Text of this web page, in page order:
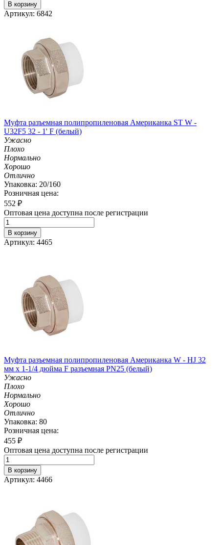
В корзину
Артикул: 6842
Муфта разъемная полипропиленовая Американка ST W -
U32F5 32 - 1' F (белый)
Ужасно
Плохо
Нормально
Хорошо
Отлично
Упаковка: 20/160
Розничная цена:
552 ₽
Оптовая цена доступна после регистрации
В корзину
Артикул: 4465
Муфта разъемная полипропиленовая Американка W - HJ 32
мм х 1-1/4 дюйма F разъемная PN25 (белый)
Ужасно
Плохо
Нормально
Хорошо
Отлично
Упаковка: 80
Розничная цена:
455 ₽
Оптовая цена доступна после регистрации
В корзину
Артикул: 4466